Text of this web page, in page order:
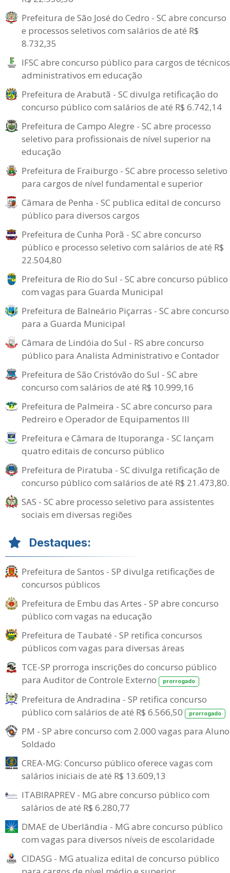
Prefeitura de São José do Cedro - SC abre concurso
e processos seletivos com salários de até R$
8.732,35
IFSC abre concurso público para cargos de técnicos
administrativos em educação
Prefeitura de Arabutã - SC divulga retificação do
concurso público com salários de até R$ 6.742,14
Prefeitura de Campo Alegre - SC abre processo
seletivo para profissionais de nível superior na
educação
Prefeitura de Fraiburgo - SC abre processo seletivo
para cargos de nível fundamental e superior
Câmara de Penha - SC publica edital de concurso
público para diversos cargos
Prefeitura de Cunha Porã - SC abre concurso
público e processo seletivo com salários de até R$
22.504,80
Prefeitura de Rio do Sul - SC abre concurso público
com vagas para Guarda Municipal
Prefeitura de Balneário Piçarras - SC abre concurso
para a Guarda Municipal
Câmara de Lindóia do Sul - RS abre concurso
público para Analista Administrativo e Contador
Prefeitura de São Cristóvão do Sul - SC abre
concurso com salários de até R$ 10.999,16
Prefeitura de Palmeira - SC abre concurso para
Pedreiro e Operador de Equipamentos III
Prefeitura e Câmara de Ituporanga - SC lançam
quatro editais de concurso público
Prefeitura de Piratuba - SC divulga retificação de
concurso público com salários de até R$ 21.473,80.
SAS - SC abre processo seletivo para assistentes
sociais em diversas regiões
Destaques:
Prefeitura de Santos - SP divulga retificações de
concursos públicos
Prefeitura de Embu das Artes - SP abre concurso
público com vagas na educação
Prefeitura de Taubaté - SP retifica concursos
públicos com vagas para diversas áreas
TCE-SP prorroga inscrições do concurso público
para Auditor de Controle Externo
prorrogado
Prefeitura de Andradina - SP retifica concurso
público com salários de até R$ 6.566,50
prorrogado
PM - SP abre concurso com 2.000 vagas para
Soldado
CREA-MG: Concurso público oferece vagas com
salários iniciais de até R$ 13.609,13
ITABIRAPREV - MG abre concurso público com
salários de até R$ 6.280,77
DMAE de Uberlândia - MG abre concurso público
com vagas para diversos níveis de escolaridade
CIDASG - MG atualiza edital de concurso público